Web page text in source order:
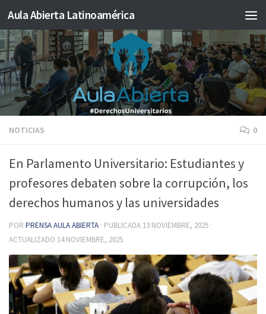
Saltar al contenido
Aula Abierta Latinoamérica
NOTICIAS 0
En Parlamento Universitario: Estudiantes y
profesores debaten sobre la corrupción, los
derechos humanos y las universidades
POR PRENSA AULA ABIERTA · PUBLICADA 13 NOVIEMBRE, 2025 ·
ACTUALIZADO 14 NOVIEMBRE, 2025